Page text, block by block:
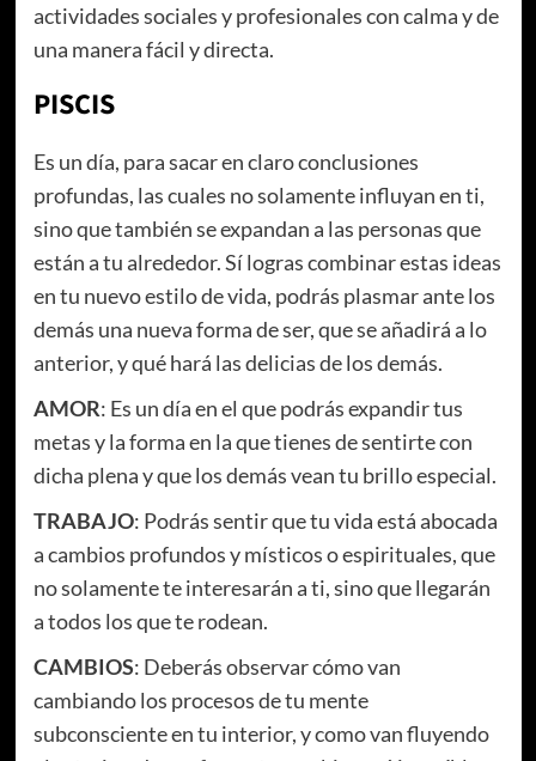
actividades sociales y profesionales con calma y de
una manera fácil y directa.
PISCIS
Es un día, para sacar en claro conclusiones
profundas, las cuales no solamente influyan en ti,
sino que también se expandan a las personas que
están a tu alrededor. Sí logras combinar estas ideas
en tu nuevo estilo de vida, podrás plasmar ante los
demás una nueva forma de ser, que se añadirá a lo
anterior, y qué hará las delicias de los demás.
AMOR: Es un día en el que podrás expandir tus
metas y la forma en la que tienes de sentirte con
dicha plena y que los demás vean tu brillo especial.
TRABAJO: Podrás sentir que tu vida está abocada
a cambios profundos y místicos o espirituales, que
no solamente te interesarán a ti, sino que llegarán
a todos los que te rodean.
CAMBIOS: Deberás observar cómo van
cambiando los procesos de tu mente
subconsciente en tu interior, y como van fluyendo